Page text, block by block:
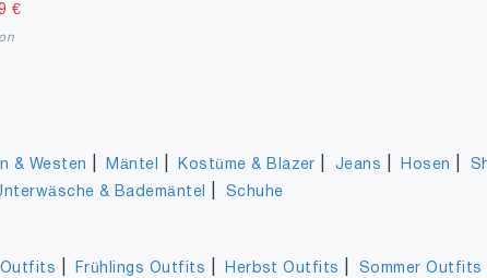
€
& Westen Mäntel Kostüme & Blazer Jeans Hosen
& Bademäntel Schuhe
Frühlings Outfits Herbst Outfits Sommer Outfits